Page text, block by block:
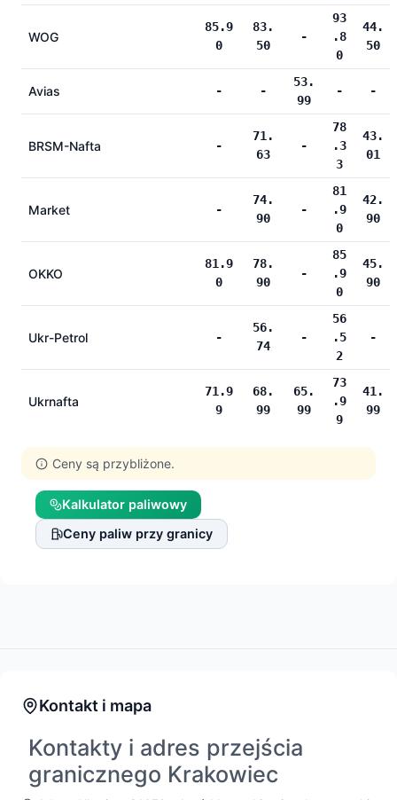
WOG
85.9
0
83.
50
-
93
.8
0
44.
50
Avias - -
53.
99
- -
BRSM-Nafta -
71.
63
-
78
.3
3
43.
01
Market -
74.
90
-
81
.9
0
42.
90
OKKO
81.9
0
78.
90
-
85
.9
0
45.
90
Ukr-Petrol -
56.
74
-
56
.5
2
-
Ukrnafta
71.9
9
68.
99
65.
99
73
.9
9
41.
99
Ceny są przybliżone.
Kalkulator paliwowy
Ceny paliw przy granicy
Kontakt i mapa
Kontakty i adres przejścia
granicznego Krakowiec